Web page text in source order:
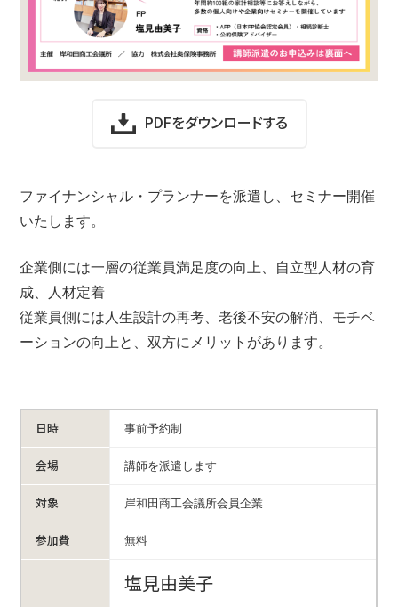
PDFをダウンロードする
ファイナンシャル・プランナーを派遣し、セミナー開催
いたします。
企業側には一層の従業員満足度の向上、自立型人材の育
成、人材定着
従業員側には人生設計の再考、老後不安の解消、モチベ
ーションの向上と、双方にメリットがあります。
日時 事前予約制
会場 講師を派遣します
対象 岸和田商工会議所会員企業
参加費 無料
塩見由美子